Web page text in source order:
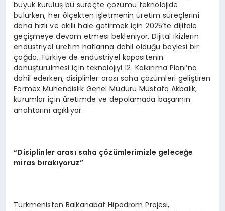
büyük kuruluş bu süreçte çözümü teknolojide
bulurken, her ölçekten işletmenin üretim süreçlerini
daha hızlı ve akıllı hale getirmek için 2025’te dijitale
geçişmeye devam etmesi bekleniyor. Dijital ikizlerin
endüstriyel üretim hatlarına dahil olduğu böylesi bir
çağda, Türkiye de endüstriyel kapasitenin
dönüştürülmesi için teknolojiyi 12. Kalkınma Planı’na
dahil ederken, disiplinler arası saha çözümleri geliştiren
Formex Mühendislik Genel Müdürü Mustafa Akbalık,
kurumlar için üretimde ve depolamada başarının
anahtarını açıklıyor.
“Disiplinler arası saha çözümlerimizle geleceğe
miras bırakıyoruz”
Türkmenistan Balkanabat Hipodrom Projesi,